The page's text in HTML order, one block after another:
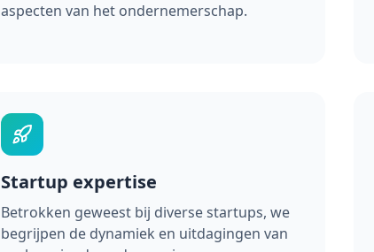
aspecten van het ondernemerschap.
Startup expertise
Betrokken geweest bij diverse startups, we
begrijpen de dynamiek en uitdagingen van